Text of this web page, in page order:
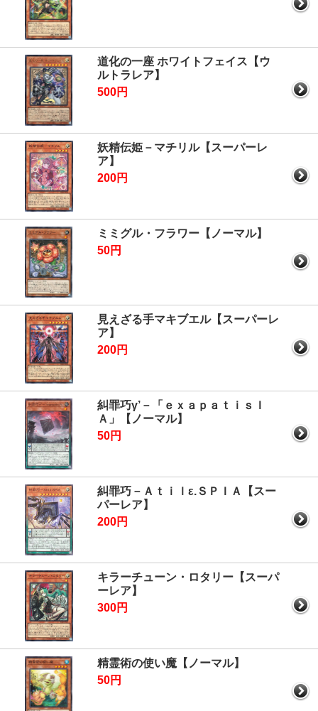
道化の一座 ホワイトフェイス【ウ
ルトラレア】
500円
妖精伝姫－マチリル【スーパーレ
ア】
200円
ミミグル・フラワー【ノーマル】
50円
見えざる手マキブエル【スーパーレ
ア】
200円
糾罪巧γ’－「ｅｘａｐａｔｉｓＩ
Ａ」【ノーマル】
50円
糾罪巧－Ａｔｉｌε.ＳＰＩＡ【スー
パーレア】
200円
キラーチューン・ロタリー【スーパ
ーレア】
300円
精霊術の使い魔【ノーマル】
50円